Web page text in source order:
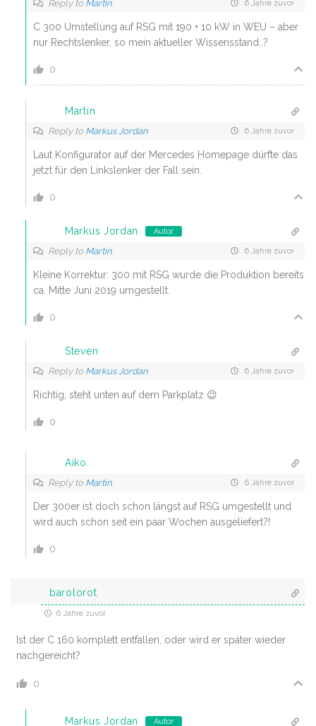
Reply to Martin 6 Jahre zuvor
C 300 Umstellung auf RSG mit 190 + 10 kW in WEU – aber
nur Rechtslenker, so mein aktueller Wissensstand..?
0
Martin
Reply to Markus Jordan 6 Jahre zuvor
Laut Konfigurator auf der Mercedes Homepage dürfte das
jetzt für den Linkslenker der Fall sein.
0
Markus Jordan Autor
Reply to Martin 6 Jahre zuvor
Kleine Korrektur: 300 mit RSG wurde die Produktion bereits
ca. Mitte Juni 2019 umgestellt.
0
Steven
Reply to Markus Jordan 6 Jahre zuvor
Richtig, steht unten auf dem Parkplatz 😉
0
Aiko
Reply to Martin 6 Jahre zuvor
Der 300er ist doch schon längst auf RSG umgestellt und
wird auch schon seit ein paar Wochen ausgeliefert?!
0
barolorot
6 Jahre zuvor
Ist der C 160 komplett entfallen, oder wird er später wieder
nachgereicht?
0
Markus Jordan Autor